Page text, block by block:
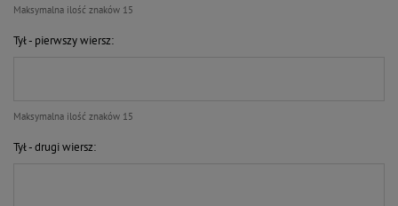
Maksymalna ilość znaków 15
Tył - pierwszy wiersz
Maksymalna ilość znaków 15
Tył - drugi wiersz